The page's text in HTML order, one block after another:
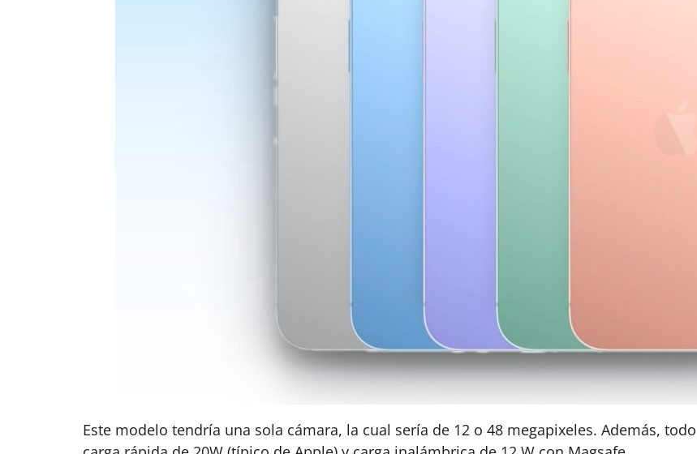
Este modelo tendría una sola cámara, la cual sería de 12 o 48 megapixeles. Además,